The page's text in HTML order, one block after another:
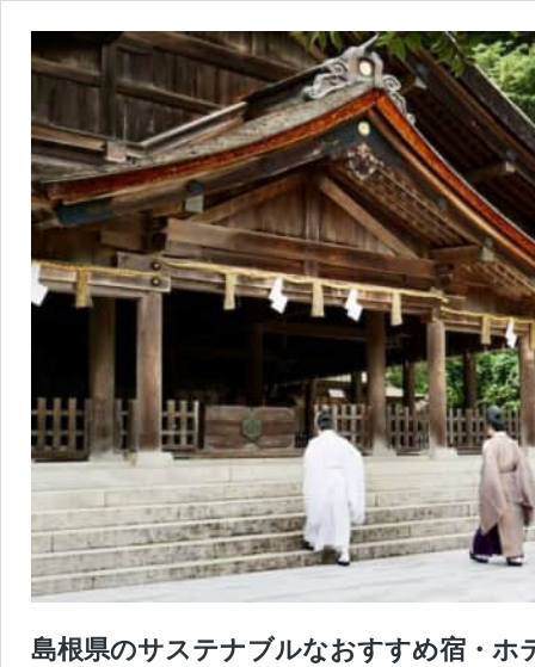
島根県のサステナブルなおすすめ宿・ホ